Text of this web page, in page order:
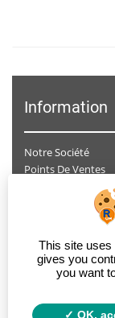
Information
Notre Société
Points De Ventes
Données
This site
gives you
you want
OK,